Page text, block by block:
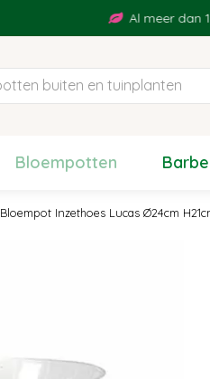
Bloempot Inzethoes Lucas Ø24cm
Al meer dan 10
Bloempotten